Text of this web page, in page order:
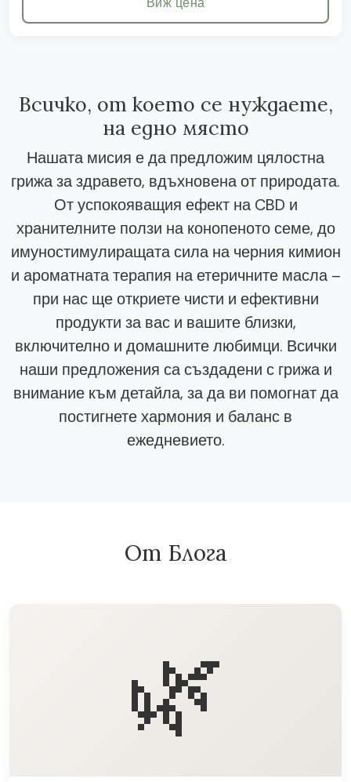
Всичко, от което се нуждаете,
на едно място
Нашата мисия е да предложим цялостна
грижа за здравето, вдъхновена от природата.
От успокояващия ефект на CBD и
хранителните ползи на конопеното семе, до
имуностимулиращата сила на черния кимион
и ароматната терапия на етеричните масла –
при нас ще откриете чисти и ефективни
продукти за вас и вашите близки,
включително и домашните любимци. Всички
наши предложения са създадени с грижа и
внимание към детайла, за да ви помогнат да
постигнете хармония и баланс в
ежедневието.
От Блога
🌿